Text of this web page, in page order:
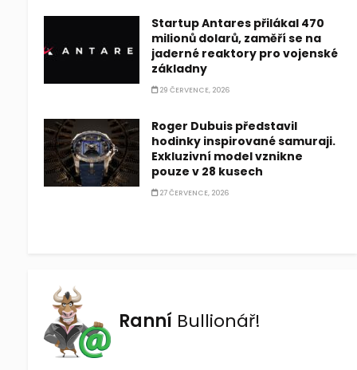
Startup Antares přilákal 470
milionů dolarů, zaměří se na
jaderné reaktory pro vojenské
základny
29 ČERVENCE, 2026
Roger Dubuis představil
hodinky inspirované samuraji.
Exkluzivní model vznikne
pouze v 28 kusech
27 ČERVENCE, 2026
Ranní Bullionář!